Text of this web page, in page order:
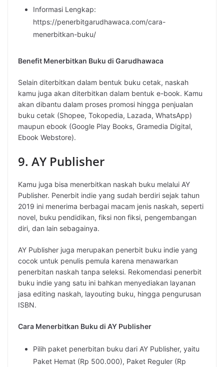
Informasi Lengkap:
https://penerbitgarudhawaca.com/cara-
menerbitkan-buku/
Benefit Menerbitkan Buku di Garudhawaca
Selain diterbitkan dalam bentuk buku cetak, naskah
kamu juga akan diterbitkan dalam bentuk e-book. Kamu
akan dibantu dalam proses promosi hingga penjualan
buku cetak (Shopee, Tokopedia, Lazada, WhatsApp)
maupun ebook (Google Play Books, Gramedia Digital,
Ebook Webstore).
9. AY Publisher
Kamu juga bisa menerbitkan naskah buku melalui AY
Publisher. Penerbit indie yang sudah berdiri sejak tahun
2019 ini menerima berbagai macam jenis naskah, seperti
novel, buku pendidikan, fiksi non fiksi, pengembangan
diri, dan lain sebagainya.
AY Publisher juga merupakan penerbit buku indie yang
cocok untuk penulis pemula karena menawarkan
penerbitan naskah tanpa seleksi. Rekomendasi penerbit
buku indie yang satu ini bahkan menyediakan layanan
jasa editing naskah, layouting buku, hingga pengurusan
ISBN.
Cara Menerbitkan Buku di AY Publisher
Pilih paket penerbitan buku dari AY Publisher, yaitu
Paket Hemat (Rp 500.000), Paket Reguler (Rp